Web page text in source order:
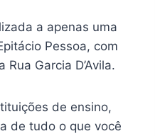
a apenas uma
Pessoa, com
Garcia D’Avila.
de ensino,
de tudo o que você